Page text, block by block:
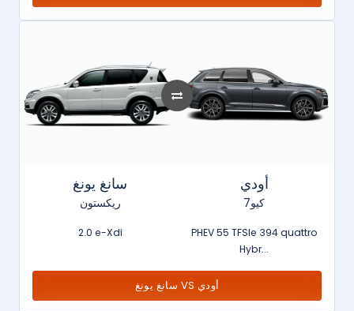
سانغ يونغ
ريكستون
2.0 e-Xdi
أودي
كيو7
PHEV 55 TFSIe 394 quattro
Hybr...
سانغ يونغ VS أودي